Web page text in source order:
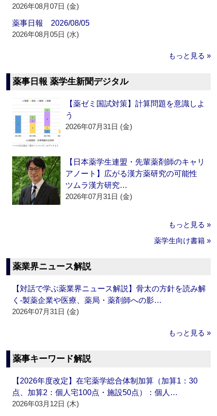
2026年08月07日 (金)
薬事日報 2026/08/05
2026年08月05日 (水)
もっと見る »
薬事日報 薬学生新聞デジタル
【薬ゼミ国試対策】計算問題を意識しよ
う
2026年07月31日 (金)
【日本薬学生連盟・先輩薬剤師のキャリ
アノート】広がる漢方薬研究の可能性
ツムラ漢方研究…
2026年07月31日 (金)
もっと見る »
薬学生向け書籍 »
薬業界ニュース解説
【対話で学ぶ薬業界ニュース解説】骨太の方針を読み解
く‐製薬企業や医療、薬局・薬剤師への影…
2026年07月31日 (金)
もっと見る »
薬事キーワード解説
【2026年度改定】在宅薬学総合体制加算（加算1：30
点、加算2：個人宅100点・施設50点）：個人…
2026年03月12日 (木)